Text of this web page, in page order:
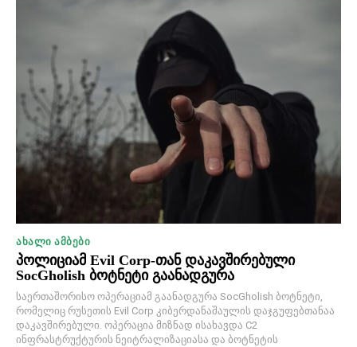
ᲐᲮᲐᲚᲘ ᲐᲛᲑᲔᲑᲘ
პოლიციამ Evil Corp-თან დაკავშირებული
SocGholish ბოტნეტი გაანადგურა
საერთაშორისო ოპერაციამ გაანადგურა SocGholish ბოტნეტი,
რომელიც რუსეთის Evil Corp კიბერდანაშაულის დაჯგუფებთანაა
დაკავშირებული. ოპერაცია მიზნად ისახავდა C2
ინფრასტრუქტურის ნეიტრალიზაციასა და ბოტნეტის